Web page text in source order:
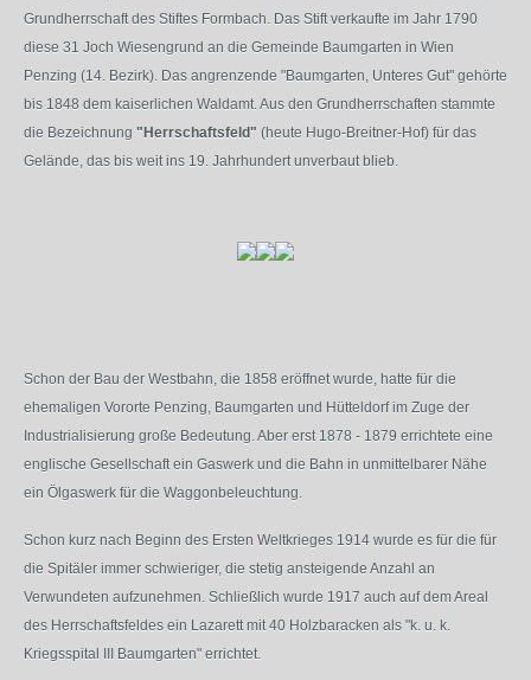
Grundherrschaft des Stiftes Formbach. Das Stift verkaufte im Jahr 1790
diese 31 Joch Wiesengrund an die Gemeinde Baumgarten in Wien
Penzing (14. Bezirk). Das angrenzende "Baumgarten, Unteres Gut" gehörte
bis 1848 dem kaiserlichen Waldamt. Aus den Grundherrschaften stammte
die Bezeichnung "Herrschaftsfeld" (heute Hugo-Breitner-Hof) für das
Gelände, das bis weit ins 19. Jahrhundert unverbaut blieb.
Schon der Bau der Westbahn, die 1858 eröffnet wurde, hatte für die
ehemaligen Vororte Penzing, Baumgarten und Hütteldorf im Zuge der
Industrialisierung große Bedeutung. Aber erst 1878 - 1879 errichtete eine
englische Gesellschaft ein Gaswerk und die Bahn in unmittelbarer Nähe
ein Ölgaswerk für die Waggonbeleuchtung.
Schon kurz nach Beginn des Ersten Weltkrieges 1914 wurde es für die für
die Spitäler immer schwieriger, die stetig ansteigende Anzahl an
Verwundeten aufzunehmen. Schließlich wurde 1917 auch auf dem Areal
des Herrschaftsfeldes ein Lazarett mit 40 Holzbaracken als "k. u. k.
Kriegsspital III Baumgarten" errichtet.